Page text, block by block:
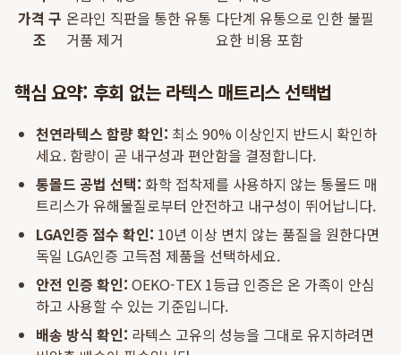
가격 구
조
온라인 직판을 통한 유통
거품 제거
다단계 유통으로 인한 불필
요한 비용 포함
핵심 요약: 후회 없는 라텍스 매트리스 선택법
천연라텍스 함량 확인: 최소 90% 이상인지 반드시 확인하
세요. 함량이 곧 내구성과 편안함을 결정합니다.
통몰드 공법 선택: 화학 접착제를 사용하지 않는 통몰드 매
트리스가 유해물질로부터 안전하고 내구성이 뛰어납니다.
LGA인증 점수 확인: 10년 이상 변치 않는 품질을 원한다면
독일 LGA인증 고득점 제품을 선택하세요.
안전 인증 확인: OEKO-TEX 1등급 인증은 온 가족이 안심
하고 사용할 수 있는 기준입니다.
배송 방식 확인: 라텍스 고유의 성능을 그대로 유지하려면